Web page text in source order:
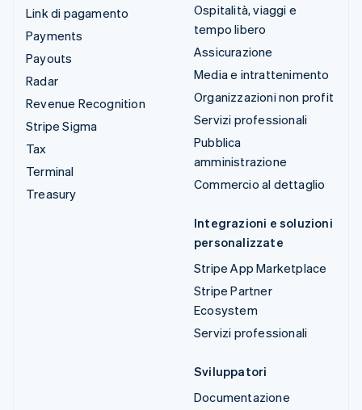
Link di pagamento
Payments
Payouts
Radar
Revenue Recognition
Stripe Sigma
Tax
Terminal
Treasury
Ospitalità, viaggi e
tempo libero
Assicurazione
Media e intrattenimento
Organizzazioni non profit
Servizi professionali
Pubblica
amministrazione
Commercio al dettaglio
Integrazioni e soluzioni
personalizzate
Stripe App Marketplace
Stripe Partner
Ecosystem
Servizi professionali
Sviluppatori
Documentazione